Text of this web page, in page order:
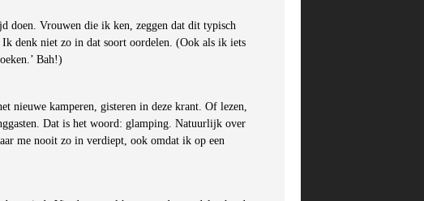
doen. Vrouwen die ik ken, zeggen dat dit typisch
denk niet zo in dat soort oordelen. (Ook als ik iets
Bah!)
nieuwe kamperen, gisteren in deze krant. Of lezen,
Dat is het woord: glamping. Natuurlijk over
me nooit zo in verdiept, ook omdat ik op een